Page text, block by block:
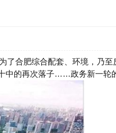
了合肥综合配套、环境，乃
中的再次落子……政务新一轮